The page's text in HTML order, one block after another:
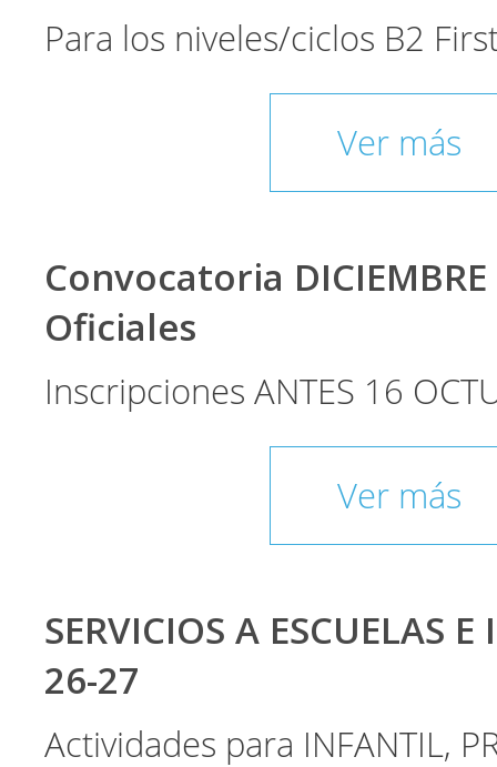
Para los niveles/ciclos B2
Ver más
Convocatoria
Oficiales
Inscripciones ANTES 16
Ver más
SERVICIOS A ESCUELAS
26-27
Actividades para INFANTIL,